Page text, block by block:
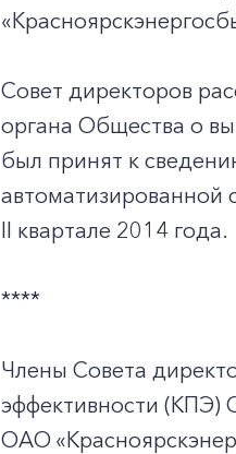
Совет директоров
органа Общества о
был принят к
автоматизированной
II квартале 2014 года.
****
Члены Совета
эффективности (КПЭ)
ОАО